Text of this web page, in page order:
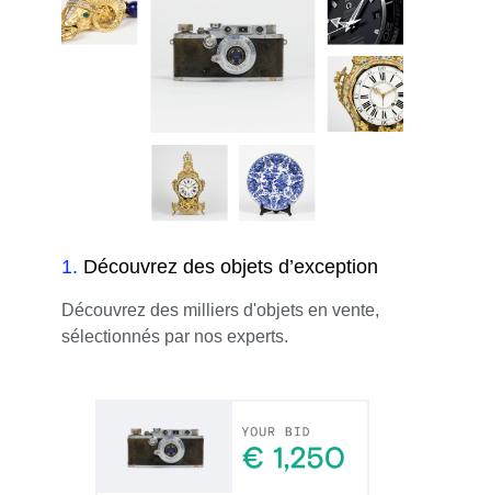
1. Découvrez des objets d’exception
Découvrez des milliers d'objets en vente,
sélectionnés par nos experts.